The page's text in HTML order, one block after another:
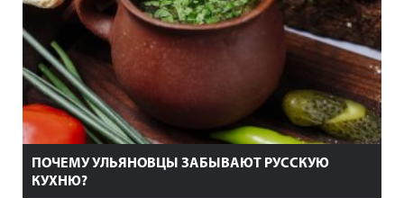
ПОЧЕМУ УЛЬЯНОВЦЫ ЗАБЫВАЮТ РУССКУЮ
КУХНЮ?